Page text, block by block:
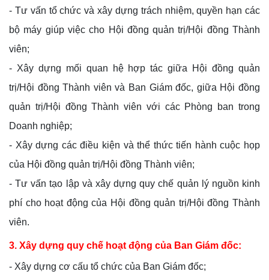
- Tư vấn tổ chức và xây dựng trách nhiệm, quyền hạn các
bộ máy giúp việc cho Hội đồng quản trị/Hội đồng Thành
viên;
- Xây dựng mối quan hệ hợp tác giữa Hội đồng quản
trị/Hội đồng Thành viên và Ban Giám đốc, giữa Hội đồng
quản trị/Hội đồng Thành viên với các Phòng ban trong
Doanh nghiệp;
- Xây dựng các điều kiện và thể thức tiến hành cuộc họp
của Hội đồng quản trị/Hội đồng Thành viên;
- Tư vấn tạo lập và xây dựng quy chế quản lý nguồn kinh
phí cho hoạt động của Hội đồng quản trị/Hội đồng Thành
viên.
3. Xây dựng quy chế hoạt động của Ban Giám đốc:
- Xây dựng cơ cấu tổ chức của Ban Giám đốc;